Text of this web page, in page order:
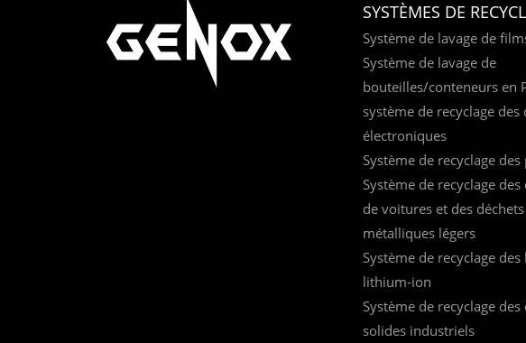
SYSTÈMES DE
Système de lavage de
Système de lavage de
bouteilles/conteneurs en
système de recyclage des
électroniques
Système de recyclage des
Système de recyclage des
de voitures et des déchets
métalliques légers
Système de recyclage
lithium-ion
Système de recyclage des
solides industriels